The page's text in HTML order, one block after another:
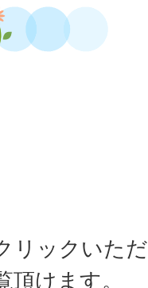
リックいた
頂けます。